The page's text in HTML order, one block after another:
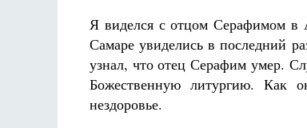
Я виделся с отцом Серафимом в
Самаре увиделись в последний
узнал, что отец Серафим умер.
Божественную литургию. Как
нездоровье.